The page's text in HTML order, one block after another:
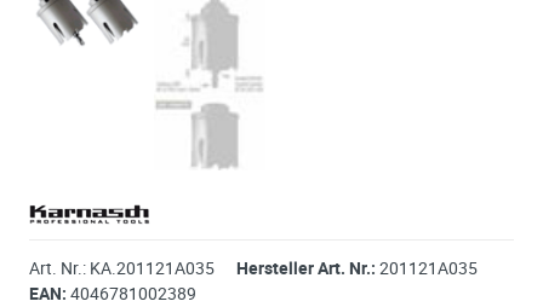
Art. Nr.: KA.201121A035 Hersteller Art. Nr.: 201121A035
EAN: 4046781002389